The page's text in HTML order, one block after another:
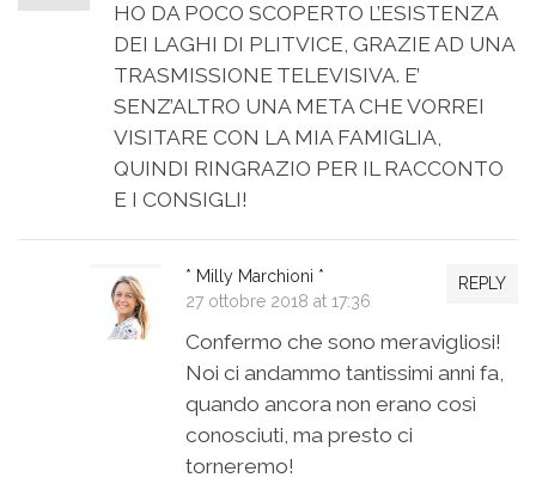
HO DA POCO SCOPERTO L’ESISTENZA
DEI LAGHI DI PLITVICE, GRAZIE AD UNA
TRASMISSIONE TELEVISIVA. E’
SENZ’ALTRO UNA META CHE VORREI
VISITARE CON LA MIA FAMIGLIA,
QUINDI RINGRAZIO PER IL RACCONTO
E I CONSIGLI!
REPLY
* Milly Marchioni *
27 ottobre 2018 at 17:36
Confermo che sono meravigliosi!
Noi ci andammo tantissimi anni fa,
quando ancora non erano così
conosciuti, ma presto ci
torneremo!